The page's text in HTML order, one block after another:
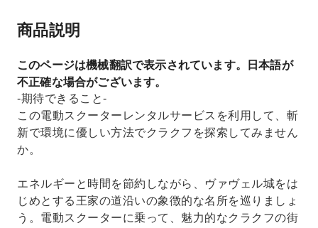
商品説明
このページは機械翻訳で表示されています。日本語が
不正確な場合がございます。
-期待できること-
この電動スクーターレンタルサービスを利用して、斬
新で環境に優しい方法でクラクフを探索してみません
か。
エネルギーと時間を節約しながら、ヴァヴェル城をは
じめとする王家の道沿いの象徴的な名所を巡りましょ
う。電動スクーターに乗って、魅力的なクラクフの街